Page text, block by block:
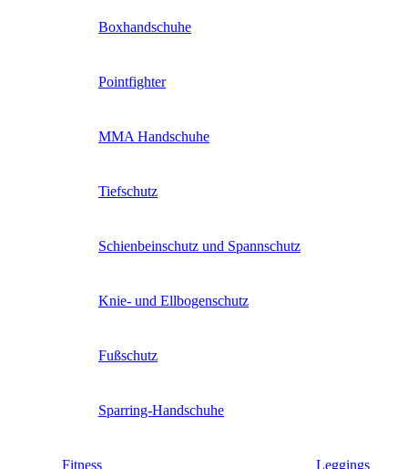
Boxhandschuhe
Pointfighter
MMA Handschuhe
Tiefschutz
Schienbeinschutz und Spannschutz
Knie- und Ellbogenschutz
Fußschutz
Sparring-Handschuhe
Fitness Leggings